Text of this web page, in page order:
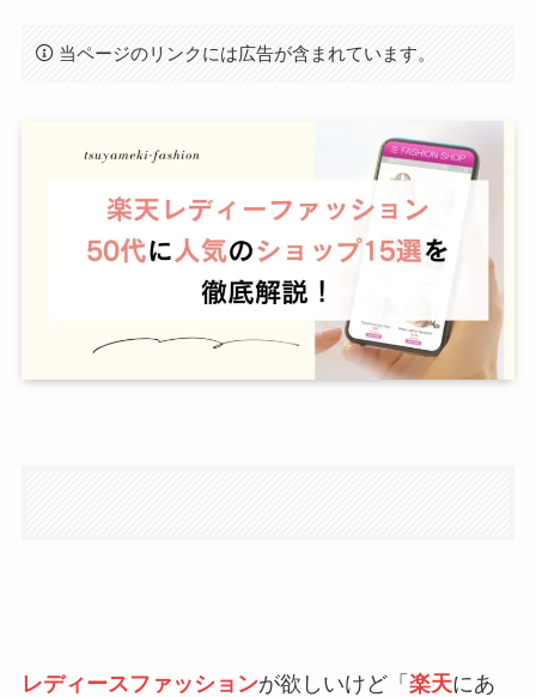
当ページのリンクには広告が含まれています。
レディースファッションが欲しいけど「 楽天にあ